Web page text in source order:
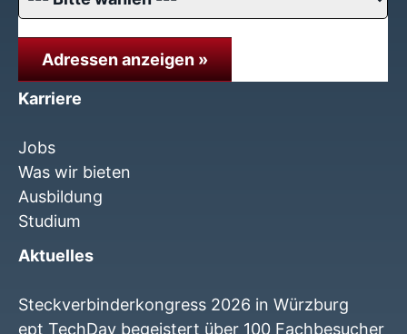
Adressen anzeigen »
Karriere
Jobs
Was wir bieten
Ausbildung
Studium
Aktuelles
Steckverbinderkongress 2026 in Würzburg
ept TechDay begeistert über 100 Fachbesucher